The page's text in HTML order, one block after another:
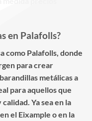
en Palafolls?
como Palafolls, donde
para crear
metálicas a
para aquellos que
Ya sea en la
el Eixample o en la